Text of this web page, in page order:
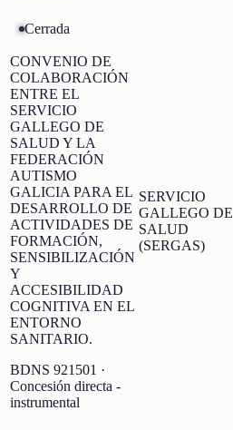
Cerrada
CONVENIO DE
COLABORACIÓN
ENTRE EL
SERVICIO
GALLEGO DE
SALUD Y LA
FEDERACIÓN
AUTISMO
GALICIA PARA EL
DESARROLLO DE
ACTIVIDADES DE
FORMACIÓN,
SENSIBILIZACIÓN
Y
ACCESIBILIDAD
COGNITIVA EN EL
ENTORNO
SANITARIO.
BDNS 921501 ·
Concesión directa -
instrumental
SERVICIO
GALLEGO DE
SALUD
(SERGAS)